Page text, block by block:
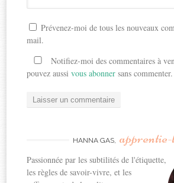
Prévenez-moi de tous les nouveaux
mail.
Notifiez-moi des commentaires à
pouvez aussivous abonner sans commenter.
HANNA GAS,
Passionnée par les subtilités de l'étiquette,
les règles de savoir-vivre, et les